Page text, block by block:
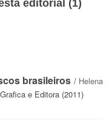
editorial (1)
brasileiros / Helena
e Editora (2011)